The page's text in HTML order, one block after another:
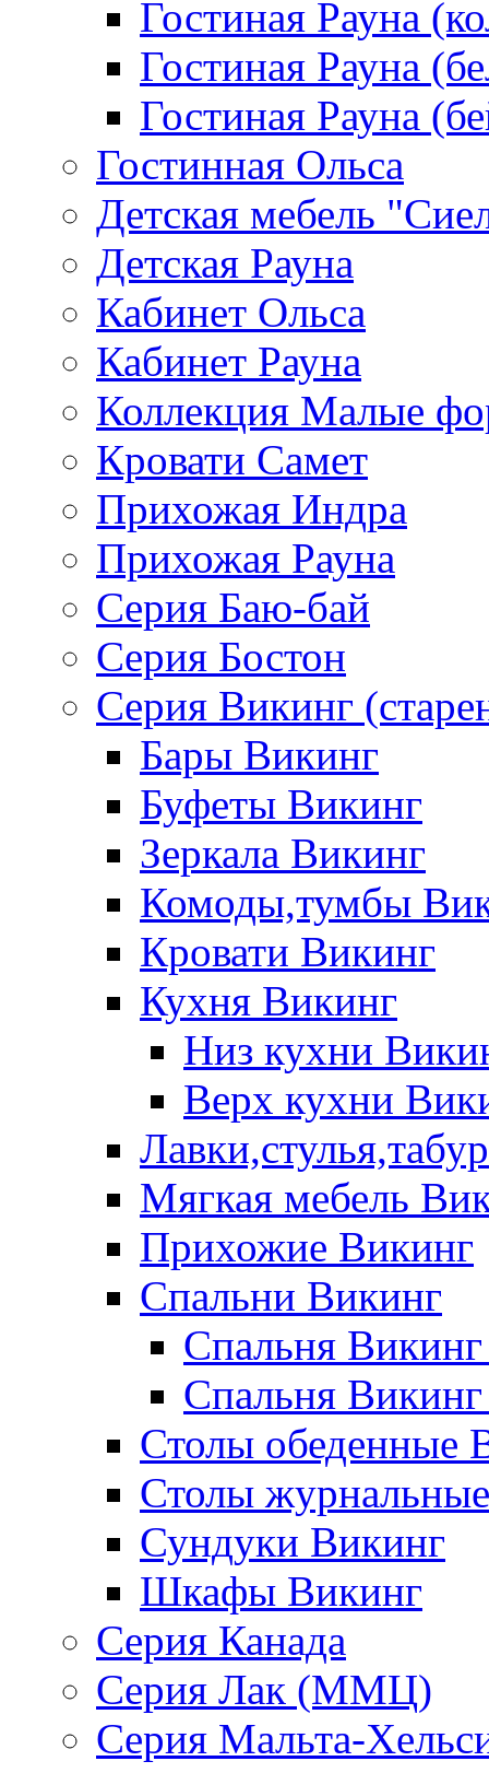
Гостиная Рауна
Гостиная Рауна
Гостиная Рауна
Гостинная Ольса
Детская мебель
Детская Рауна
Кабинет Ольса
Кабинет Рауна
Коллекция Малые
Кровати Самет
Прихожая Индра
Прихожая Рауна
Серия Баю-бай
Серия Бостон
Серия Викинг
Бары Викинг
Буфеты Викинг
Зеркала Викинг
Комоды,тумбы
Кровати Викинг
Кухня Викинг
Низ кухни
Верх кухни
Мягкая мебель
Прихожие Викинг
Спальни Викинг
Спальня
Спальня
Столы обеденные
Столы
Сундуки Викинг
Шкафы Викинг
Серия Канада
Серия Лак (ММЦ)
Серия Мальта-